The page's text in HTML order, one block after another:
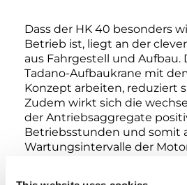
Dass der HK 40 besonders
Betrieb ist, liegt an der
aus Fahrgestell und Aufbau.
Tadano-Aufbaukrane mit
Konzept arbeiten, reduziert
Zudem wirkt sich die
der Antriebsaggregate
Betriebsstunden und somit
Wartungsintervalle der